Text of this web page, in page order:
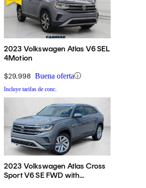
2023 Volkswagen Atlas V6 SEL
4Motion
$29,998 Buena oferta
Incluye tarifas de conc.
2023 Volkswagen Atlas Cross
Sport V6 SE FWD with